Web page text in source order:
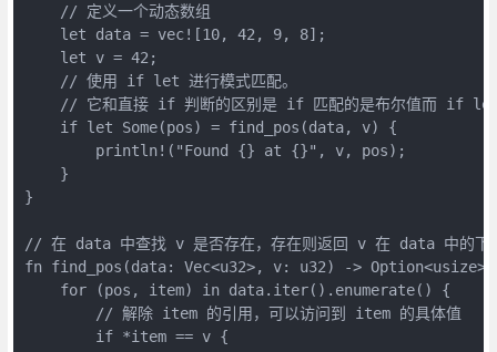
    // 定义一个动态数组
    let data = vec![10, 42, 9, 8];
    let v = 42;
    // 使用 if let 进行模式匹配。
// 它和直接 if 判断的区别是 if 匹配的是布尔值而 if
    if let Some(pos) = find_pos(data, v) {
        println!("Found {} at {}", v, pos);
    }
}
// 在 data 中查找 v 是否存在，存在则返回 v 在 data 中的下
fn find_pos(data: Vec<u32>, v: u32) -> Option<usize>
    for (pos, item) in data.iter().enumerate() {
        // 解除 item 的引用，可以访问到 item 的具体值
        if *item == v {